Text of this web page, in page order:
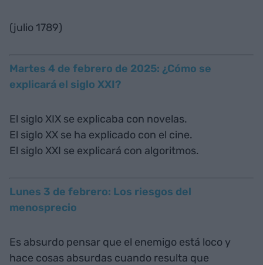
(julio 1789)
Martes 4 de febrero de 2025: ¿Cómo se
explicará el siglo XXI?
El siglo XIX se explicaba con novelas.
El siglo XX se ha explicado con el cine.
El siglo XXI se explicará con algoritmos.
Lunes 3 de febrero: Los riesgos del
menosprecio
Es absurdo pensar que el enemigo está loco y
hace cosas absurdas cuando resulta que